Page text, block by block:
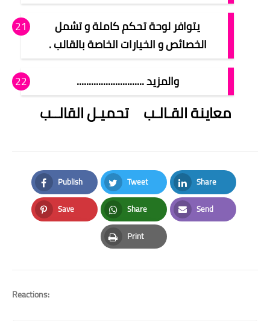
يتوافر لوحة تحكم كاملة و تشمل
الخصائص و الخيارات الخاصة بالقالب .
والمزيد ............................
معاينة القـالـب تحميـل القالــب
Publish
Facebook
Tweet
Twitter
Share
LinkedIn
Save
Pinterest
Share
Whatsapp
Send
Email
Print
Print
Reactions: